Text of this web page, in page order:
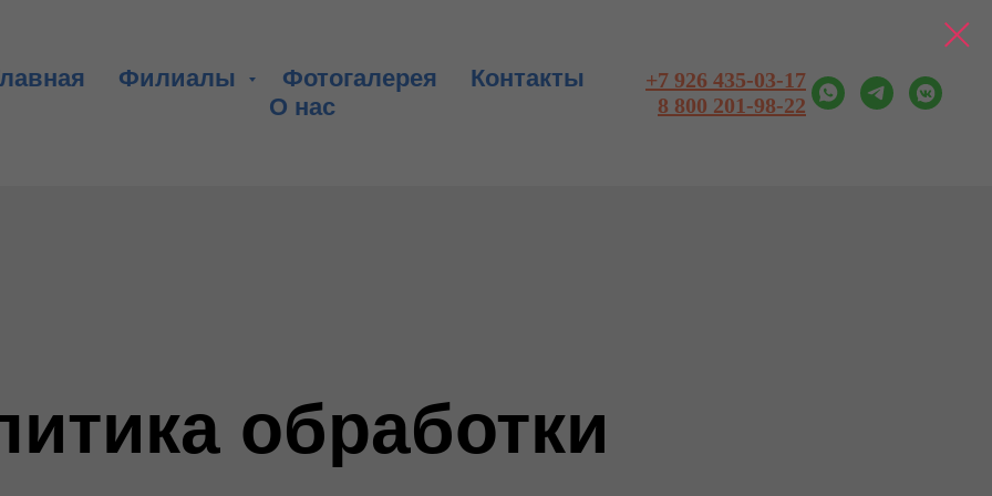
Филиалы Фотогалерея
Контакты
О нас
+7 926 435-03-17
8 800 201-98-22
обработки